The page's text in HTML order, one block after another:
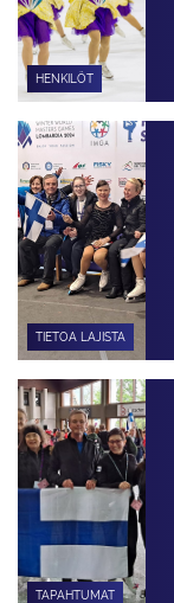
HENKILÖT
TIETOA LAJISTA
TAPAHTUMAT